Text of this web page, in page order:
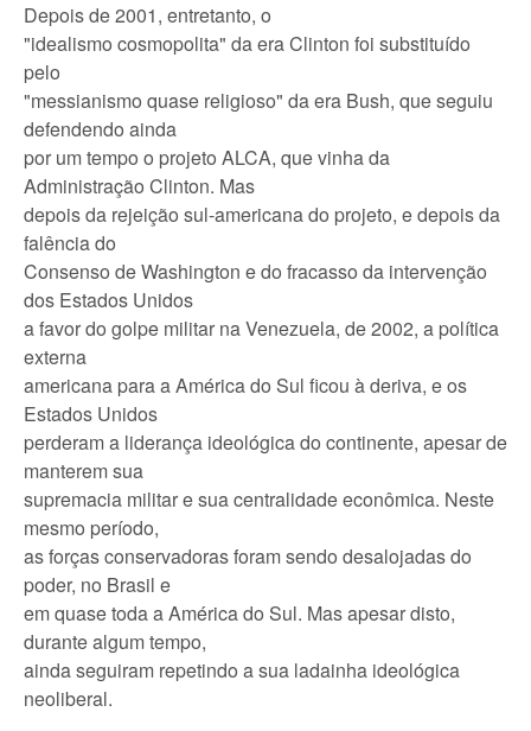
Depois de 2001, entretanto, o
"idealismo cosmopolita" da era Clinton foi substituído
pelo
"messianismo quase religioso" da era Bush, que seguiu
defendendo ainda
por um tempo o projeto ALCA, que vinha da
Administração Clinton. Mas
depois da rejeição sul-americana do projeto, e depois da
falência do
Consenso de Washington e do fracasso da intervenção
dos Estados Unidos
a favor do golpe militar na Venezuela, de 2002, a política
externa
americana para a América do Sul ficou à deriva, e os
Estados Unidos
perderam a liderança ideológica do continente, apesar de
manterem sua
supremacia militar e sua centralidade econômica. Neste
mesmo período,
as forças conservadoras foram sendo desalojadas do
poder, no Brasil e
em quase toda a América do Sul. Mas apesar disto,
durante algum tempo,
ainda seguiram repetindo a sua ladainha ideológica
neoliberal.